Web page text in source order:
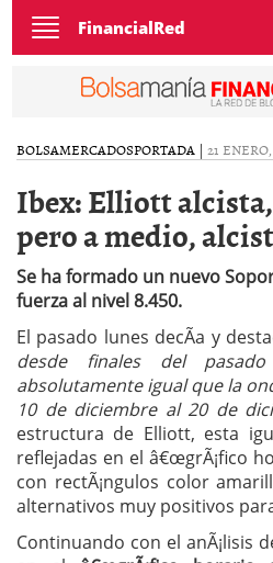
Toggle
navigation
FinancialRed
BOLSAMERCADOSPORTADA | 21
Ibex: Elliott
pero a medio,
Se ha formado un nuevo
fuerza al nivel 8.450.
El pasado lunes decÃ­a y
desde finales del
absolutamente igual que la
10 de diciembre al 20 de
estructura de Elliott, esta
reflejadas en el â€œgrÃ¡fico
con rectÃ¡ngulos color
alternativos muy positivos
Continuando con el anÃ¡lisis